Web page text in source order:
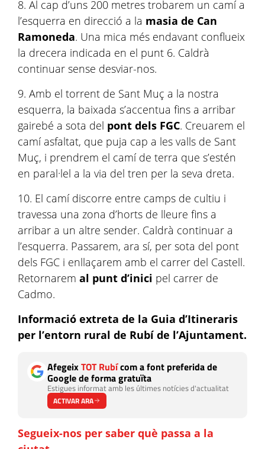
8. Al cap d’uns 200 metres trobarem un camí a
l’esquerra en direcció a la masia de Can
Ramoneda. Una mica més endavant conflueix
la drecera indicada en el punt 6. Caldrà
continuar sense desviar-nos.
9. Amb el torrent de Sant Muç a la nostra
esquerra, la baixada s’accentua fins a arribar
gairebé a sota del pont dels FGC. Creuarem el
camí asfaltat, que puja cap a les valls de Sant
Muç, i prendrem el camí de terra que s’estén
en paral·lel a la via del tren per la seva dreta.
10. El camí discorre entre camps de cultiu i
travessa una zona d’horts de lleure fins a
arribar a un altre sender. Caldrà continuar a
l’esquerra. Passarem, ara sí, per sota del pont
dels FGC i enllaçarem amb el carrer del Castell.
Retornarem al punt d’inici pel carrer de
Cadmo.
Informació extreta de la Guia d’Itineraris
per l’entorn rural de Rubí de l’Ajuntament.
AfegeixTOT Rubícom a font preferida de
Google de forma gratuïta
Estigues informat amb les últimes notícies d'actualitat
ACTIVAR ARA
Segueix-nos per saber què passa a la